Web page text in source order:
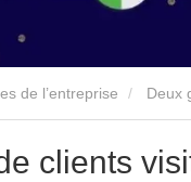
de l’entreprise Deux
clients